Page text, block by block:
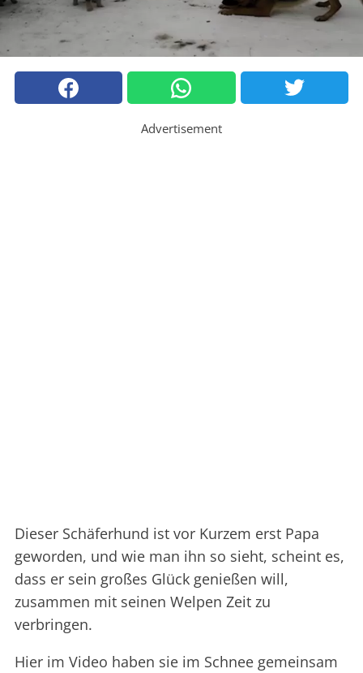
Advertisement
Dieser Schäferhund ist vor Kurzem erst Papa
geworden, und wie man ihn so sieht, scheint es,
dass er sein großes Glück genießen will,
zusammen mit seinen Welpen Zeit zu
verbringen.
Hier im Video haben sie im Schnee gemeinsam